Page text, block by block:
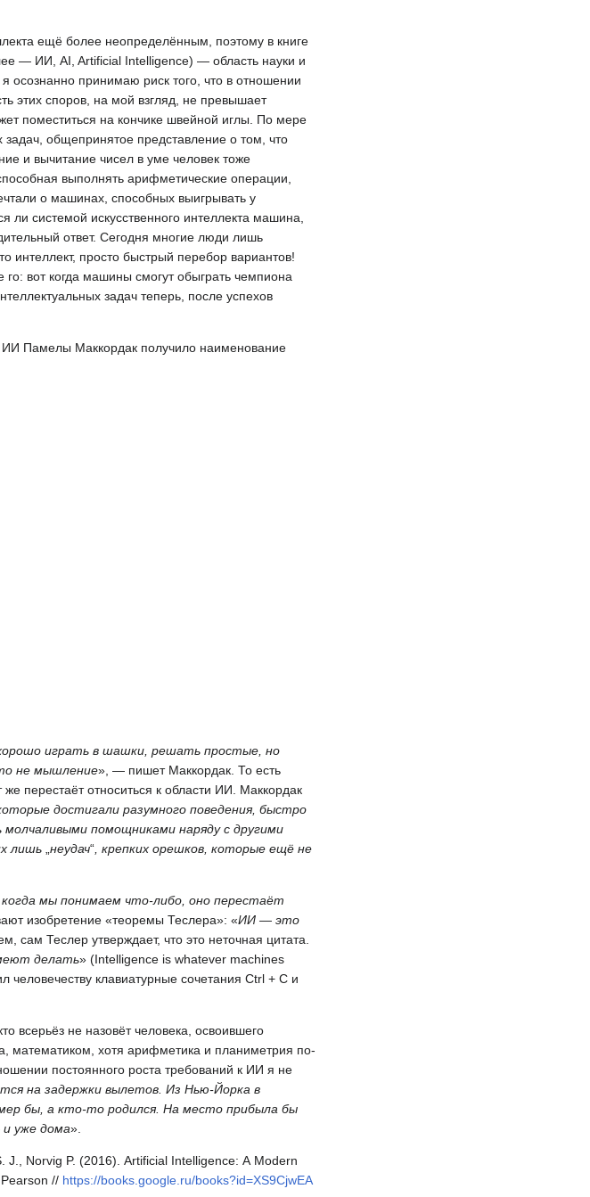
ещё более неопределённым, поэтому в книге
— ИИ, AI, Artificial Intelligence) — область науки и
осознанно принимаю риск того, что в отношении
этих споров, на мой взгляд, не превышает
поместиться на кончике швейной иглы. По мере
общепринятое представление о том, что
и вычитание чисел в уме человек тоже
выполнять арифметические операции,
о машинах, способных выигрывать у
системой искусственного интеллекта машина,
ответ. Сегодня многие люди лишь
просто быстрый перебор вариантов!
вот когда машины смогут обыграть чемпиона
задач теперь, после успехов
ИИ Памелы Маккордак получило наименование
играть в шашки, решать простые, но
не мышление», — пишет Маккордак. То есть
перестаёт относиться к области ИИ. Маккордак
достигали разумного поведения, быстро
молчаливыми помощниками наряду с другими
лишь неудач“ , крепких орешков, которые ещё не
мы понимаем что-либо, оно перестаёт
изобретение «теоремы Теслера»: «ИИ — это
сам Теслер утверждает, что это неточная цитата.
делать» (Intelligence is whatever machines
человечеству клавиатурные сочетания Ctrl + C и
всерьёз не назовёт человека, освоившего
математиком, хотя арифметика и планиметрия по-
постоянного роста требований к ИИ я не
на задержки вылетов. Из Нью-Йорка в
бы, а кто-то родился. На место прибыла бы
уже дома».
J., Norvig P. (2016). Artificial Intelligence: A Modern
// https://books.google.ru/books?id=XS9CjwEA